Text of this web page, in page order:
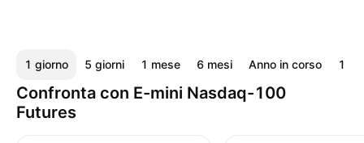
1 giorno 5 giorni 1 mese 6 mesi Anno in corso 1
Confronta con E-mini Nasdaq-100
Futures